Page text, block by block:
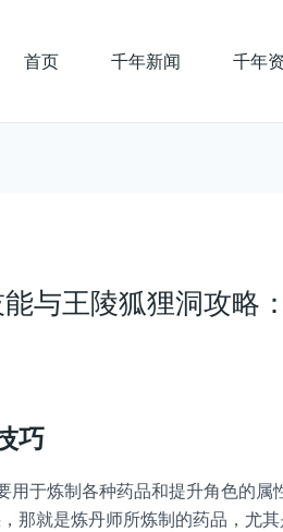
首页 千年新闻 千年
与王陵狐狸洞攻略
巧
用于炼制各种药品和提升角色的属
那就是炼丹师所炼制的药品，尤